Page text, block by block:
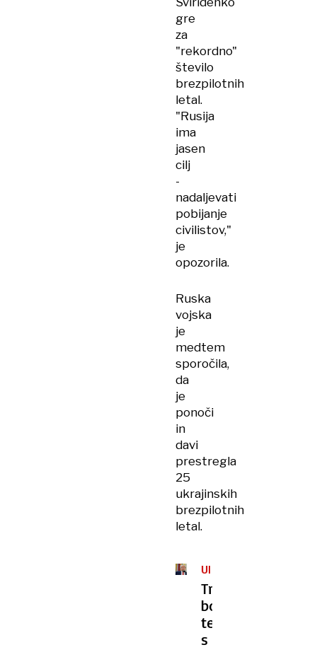
gre
za
"rekordno"
število
brezpilotnih
letal.
"Rusija
ima
jasen
cilj
-
nadaljevati
pobijanje
civilistov,"
je
opozorila.
Ruska
vojska
je
medtem
sporočila,
da
je
ponoči
in
davi
prestregla
25
ukrajinskih
brezpilotnih
letal.
UKRAJINA
Trump
bo
telefoniral
s